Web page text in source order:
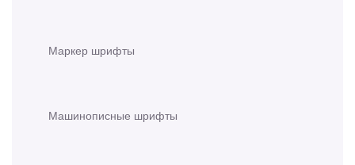
Маркер шрифты
Машинописные шрифты